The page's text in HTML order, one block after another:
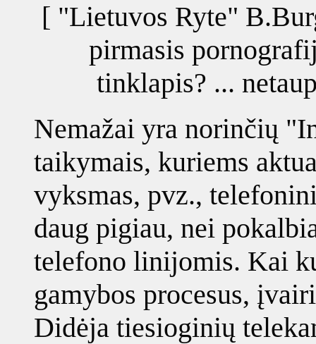
[ "Lietuvos Ryte"
pirmasis
tinklapis? ...
Nemažai yra norinčių
taikymais, kuriems
vyksmas, pvz.,
daug pigiau, nei
telefono linijomis. Kai
gamybos procesus,
Didėja tiesioginių